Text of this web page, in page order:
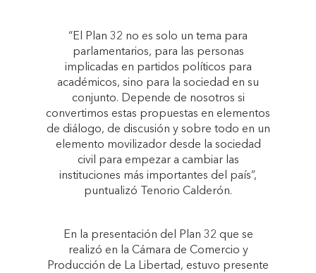
“El Plan 32 no es solo un tema para
parlamentarios, para las personas
implicadas en partidos políticos para
académicos, sino para la sociedad en su
conjunto. Depende de nosotros si
convertimos estas propuestas en elementos
de diálogo, de discusión y sobre todo en un
elemento movilizador desde la sociedad
civil para empezar a cambiar las
instituciones más importantes del país”,
puntualizó Tenorio Calderón.
En la presentación del Plan 32 que se
realizó en la Cámara de Comercio y
Producción de La Libertad, estuvo presente